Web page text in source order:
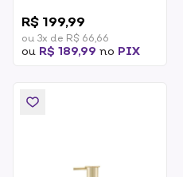
R$ 199,99
ou 3x de R$ 66,66
ou R$ 189,99 no PIX